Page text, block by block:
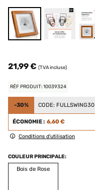
21,99 € (TVA incluse)
RÉF PRODUIT: 10039324
-30% CODE: FULLSWING30
ÉCONOMIE : 6,60 €
Conditions d'utilisation
COULEUR PRINCIPALE:
Bois de Rose